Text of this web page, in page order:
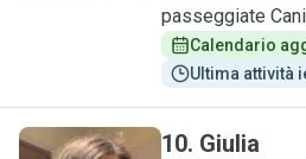
passeggiate Cani
Calendario
Ultima attività
10. Giulia